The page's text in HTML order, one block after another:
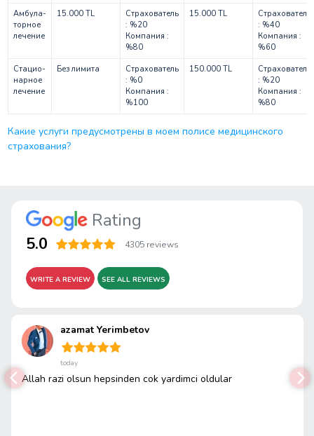
Амбула-
торное
лечение
15.000 TL
Страхователь
: %20
Компания :
%80
15.000 TL
Страхователь
: %40
Компания :
%60
Стацио-
нарное
лечение
Без лимита
Страхователь
: %0
Компания :
%100
150.000 TL
Страхователь
: %20
Компания :
%80
Какие услуги предусмотрены в моем полисе медицинского
страхования?
Rating
5.0 4305 reviews
WRITE A REVIEW SEE ALL REVIEWS
azamat Yerimbetov
today
Allah razi olsun hepsinden cok yardimci oldular